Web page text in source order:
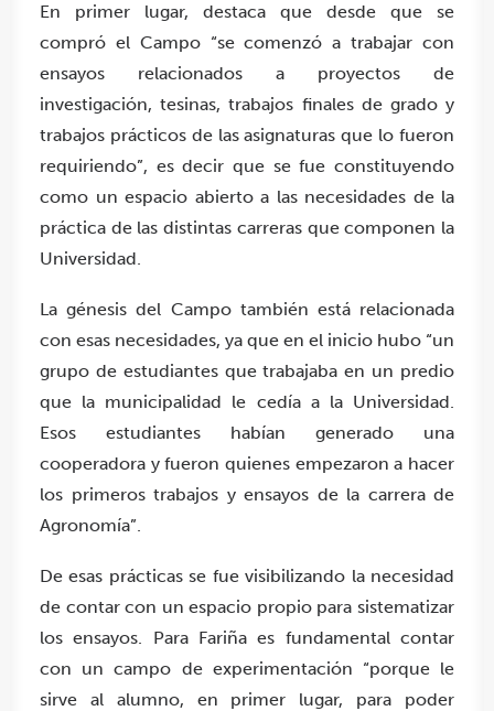
En primer lugar, destaca que desde que se
compró el Campo “se comenzó a trabajar con
ensayos relacionados a proyectos de
investigación, tesinas, trabajos finales de grado y
trabajos prácticos de las asignaturas que lo fueron
requiriendo”, es decir que se fue constituyendo
como un espacio abierto a las necesidades de la
práctica de las distintas carreras que componen la
Universidad.
La génesis del Campo también está relacionada
con esas necesidades, ya que en el inicio hubo “un
grupo de estudiantes que trabajaba en un predio
que la municipalidad le cedía a la Universidad.
Esos estudiantes habían generado una
cooperadora y fueron quienes empezaron a hacer
los primeros trabajos y ensayos de la carrera de
Agronomía”.
De esas prácticas se fue visibilizando la necesidad
de contar con un espacio propio para sistematizar
los ensayos. Para Fariña es fundamental contar
con un campo de experimentación “porque le
sirve al alumno, en primer lugar, para poder